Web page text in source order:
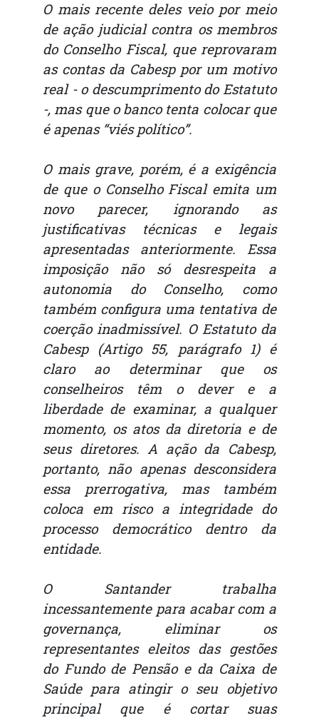
O mais recente deles veio por meio
de ação judicial contra os membros
do Conselho Fiscal, que reprovaram
as contas da Cabesp por um motivo
real - o descumprimento do Estatuto
-, mas que o banco tenta colocar que
é apenas “viés político”.
O mais grave, porém, é a exigência
de que o Conselho Fiscal emita um
novo parecer, ignorando as
justificativas técnicas e legais
apresentadas anteriormente. Essa
imposição não só desrespeita a
autonomia do Conselho, como
também configura uma tentativa de
coerção inadmissível. O Estatuto da
Cabesp (Artigo 55, parágrafo 1) é
claro ao determinar que os
conselheiros têm o dever e a
liberdade de examinar, a qualquer
momento, os atos da diretoria e de
seus diretores. A ação da Cabesp,
portanto, não apenas desconsidera
essa prerrogativa, mas também
coloca em risco a integridade do
processo democrático dentro da
entidade.
O Santander trabalha
incessantemente para acabar com a
governança, eliminar os
representantes eleitos das gestões
do Fundo de Pensão e da Caixa de
Saúde para atingir o seu objetivo
principal que é cortar suas